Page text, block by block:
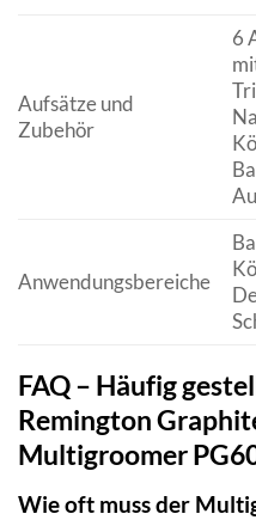
Aufsätze und
Zubehör
6
Anwendungsbereiche
FAQ – Häufig
Remington
Multigroomer
Wie oft muss der